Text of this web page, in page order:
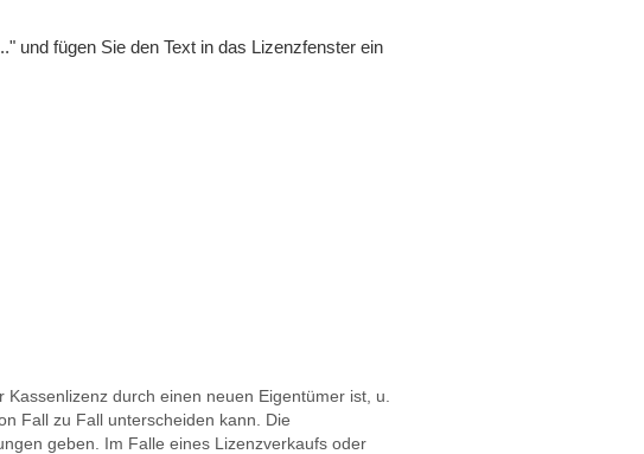
und fügen Sie den Text in das Lizenzfenster ein
durch einen neuen Eigentümer ist, u.
Fall zu Fall unterscheiden kann. Die
geben. Im Falle eines Lizenzverkaufs oder